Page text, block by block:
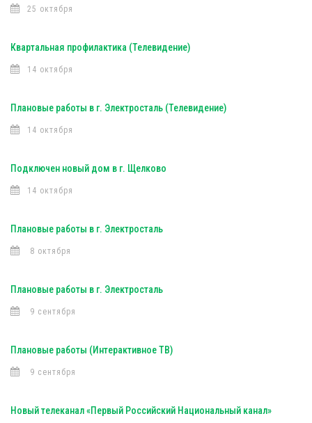
25 октября
Квартальная профилактика (Телевидение)
14 октября
Плановые работы в г. Электросталь (Телевидение)
14 октября
Подключен новый дом в г. Щелково
14 октября
Плановые работы в г. Электросталь
8 октября
Плановые работы в г. Электросталь
9 сентября
Плановые работы (Интерактивное ТВ)
9 сентября
Новый телеканал «Первый Российский Национальный канал»